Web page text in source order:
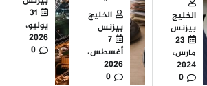
الخليج
بيزنس
23
مارس،
2024
0
الخليج
بيزنس
7
أغسطس،
2026
0
31
يوليو،
2026
0